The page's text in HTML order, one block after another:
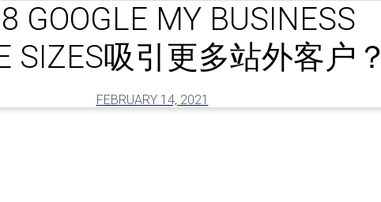
GOOGLE MY BUSINESS
SIZES吸引更多站外客户？
FEBRUARY 14, 2021